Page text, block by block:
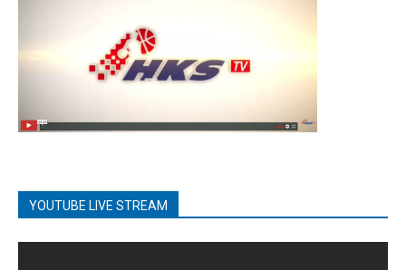
YOUTUBE LIVE STREAM